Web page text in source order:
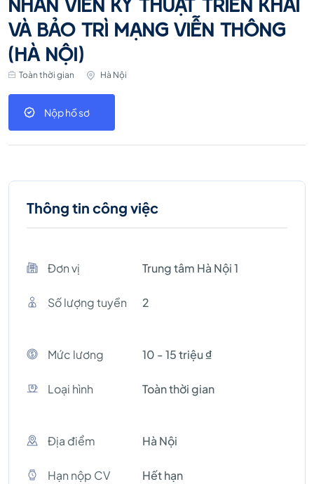
VÀ BẢO TRÌ MẠNG VIỄN THÔNG
(HÀ NỘI)
Toàn thời gian Hà Nội
Nộp hồ sơ
Thông tin công việc
Đơn vị Trung tâm Hà Nội 1
Số lượng tuyền 2
Mức lương 10 - 15 triệu ₫
Loại hình Toàn thời gian
Địa điểm Hà Nội
Hạn nộp CV Hết hạn